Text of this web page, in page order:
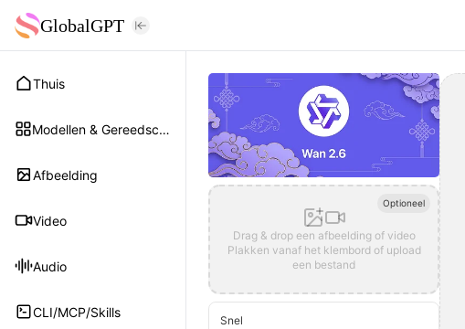
GlobalGPT
Thuis
Modellen & Gereedschap
Afbeelding
Video
Audio
CLI/MCP/Skills
Optioneel
Drag & drop een afbeelding of video
Plakken vanaf het klembord of upload
een bestand
Snel